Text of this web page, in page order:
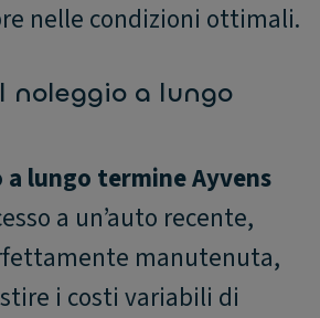
nelle condizioni ottimali.
noleggio a lungo
lungo termine Ayvens
a un’auto recente,
manutenuta,
i costi variabili di